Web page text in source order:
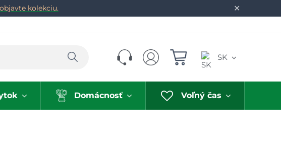
✕
objavte kolekciu.
Hľadať SK
Domácnosť Voľný čas